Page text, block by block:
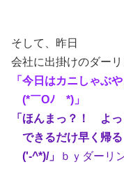
そして、昨日
会社に出掛けのダーリ
「今日はカニしゃぶ
(*￣Oﾉ￣*)」
「ほんまっ？！ よっ
できるだけ早く帰る
('-^*)/」
ｂｙダーリ